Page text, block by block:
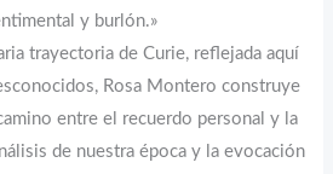
y burlón.»
trayectoria de Curie, reflejada aquí
Rosa Montero construye
entre el recuerdo personal y la
de nuestra época y la evocación